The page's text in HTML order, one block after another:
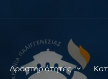
Δραστηριότητες